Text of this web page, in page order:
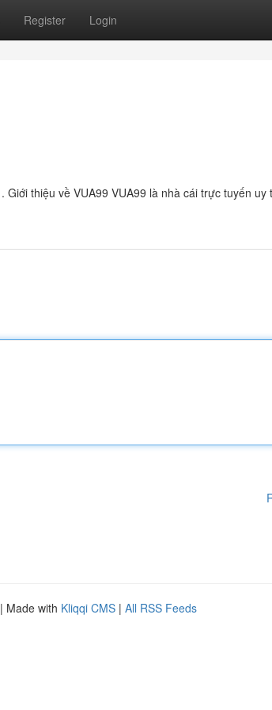
Register Login
thiệu về VUA99 VUA99 là nhà cái trực tuyến uy
| Made with Kliqqi CMS | All RSS Feeds